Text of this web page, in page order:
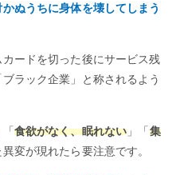
ぬうちに身体を壊してしまう
ードを切った後にサービス残
ラック企業」と称されるよう
「 食欲がなく、眠れない 」「 集
変が現れたら要注意です。